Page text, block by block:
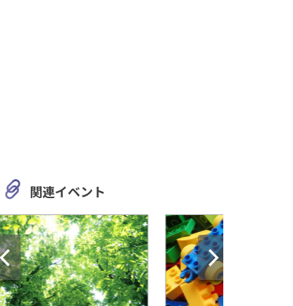
関連イベント